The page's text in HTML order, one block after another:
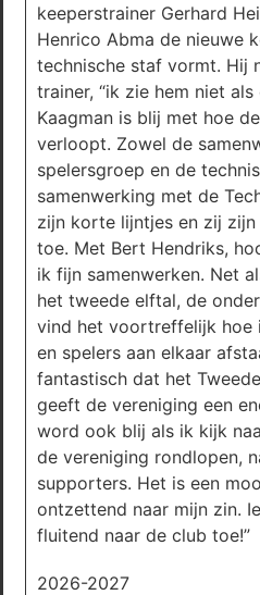
keeperstrainer Gerhard
Henrico Abma de nieuwe
technische staf vormt. Hij
trainer, “ik zie hem niet als
Kaagman is blij met hoe
verloopt. Zowel de
spelersgroep en de
samenwerking met de
zijn korte lijntjes en zij
toe. Met Bert Hendriks,
ik fijn samenwerken. Net
het tweede elftal, de
vind het voortreffelijk hoe
en spelers aan elkaar
fantastisch dat het
geeft de vereniging een
word ook blij als ik kijk
de vereniging rondlopen,
supporters. Het is een
ontzettend naar mijn zin.
fluitend naar de club toe!”
2026-2027